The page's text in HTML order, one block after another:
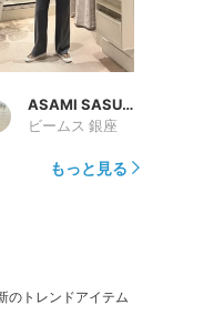
ASAMI SASUGA
ビームス 銀座
もっと見る
のトレンドアイテム